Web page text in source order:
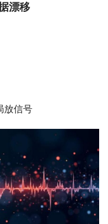
漂移
放信号